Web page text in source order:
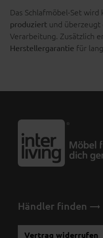
Das Schlafmöbel-Set wird
produziert und
Verarbeitung. Zusätzlich
Herstellergarantie für
Händler finden
Vertrag widerrufen